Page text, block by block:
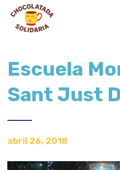
Escuela
Sant Just
abril 26, 2018